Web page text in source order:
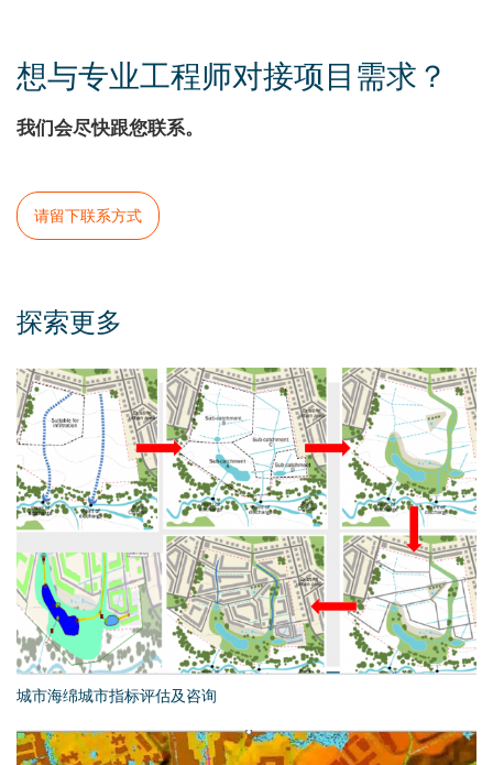
想与专业工程师对接项目需求？
我们会尽快跟您联系。
请留下联系方式
探索更多
城市海绵城市指标评估及咨询